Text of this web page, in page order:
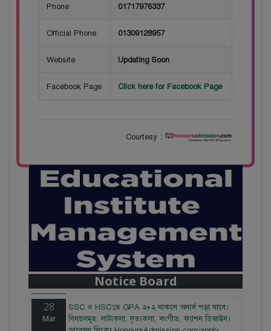
Phone 01717976337
Official Phone 01309128957
Website Updating Soon
Facebook Page Click here for Facebook Page
Courtesy :
Notice Board
বাজেটের মধ্যে প্রাইভেট ইউনিভার্সিটিতে অনার্স পড়ার
সুযোগ। ২০টির অধিক বিষয়, ৪ বছরে মোট খরচ ২ লক্ষ
থেকে ৫ লক্ষ টাকা। আবেদন লিংকঃ
HonoursAdmission.com/apply
28
Mar
SSC ও HSC'তে GPA ২+২ থাকলে অনার্স পড়া যাবে।
বিষয়সমূহ: নাট্যকলা, নৃত্যকলা, সংগীত, ফ্যাশন ডিজাইন।
আবেদন লিংকঃ HonoursAdmission.com/apply